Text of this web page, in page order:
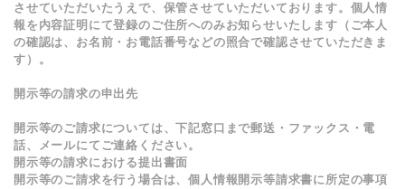
させていただいたうえで、保管させていただいております。個人情
報を内容証明にて登録のご住所へのみお知らせいたします（ご本人
の確認は、お名前・お電話番号などの照合で確認させていただきま
す）。
開示等の請求の申出先
開示等のご請求については、下記窓口まで郵送・ファックス・電
話、メールにてご連絡ください。
開示等の請求における提出書面
開示等のご請求を行う場合は、個人情報開示等請求書に所定の事項